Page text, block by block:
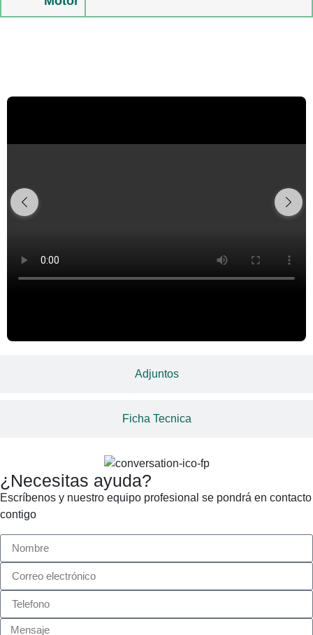
Adjuntos
Ficha Tecnica
¿Necesitas ayuda?
Escríbenos y nuestro equipo profesional se pondrá en contacto
contigo